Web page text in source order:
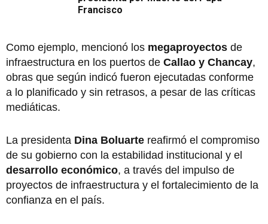
Francisco
Como ejemplo, mencionó los megaproyectos de
infraestructura en los puertos de Callao y Chancay,
obras que según indicó fueron ejecutadas conforme
a lo planificado y sin retrasos, a pesar de las críticas
mediáticas.
La presidenta Dina Boluarte reafirmó el compromiso
de su gobierno con la estabilidad institucional y el
desarrollo económico, a través del impulso de
proyectos de infraestructura y el fortalecimiento de la
confianza en el país.